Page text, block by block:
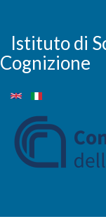
main
content
Istituto di
Cognizione